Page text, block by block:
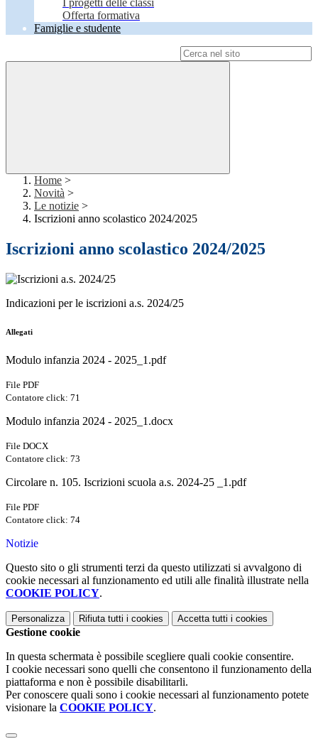
I progetti delle classi
Offerta formativa
Famiglie e studente
Home >
Novità >
Le notizie >
Iscrizioni anno scolastico 2024/2025
Iscrizioni anno scolastico 2024/2025
Indicazioni per le iscrizioni a.s. 2024/25
Allegati
Modulo infanzia 2024 - 2025_1.pdf
File PDF
Contatore click: 71
Modulo infanzia 2024 - 2025_1.docx
File DOCX
Contatore click: 73
Circolare n. 105. Iscrizioni scuola a.s. 2024-25 _1.pdf
File PDF
Contatore click: 74
Notizie
Questo sito o gli strumenti terzi da questo utilizzati si avvalgono di
cookie necessari al funzionamento ed utili alle finalità illustrate nella
COOKIE POLICY.
Personalizza Rifiuta tutti i cookies Accetta tutti i cookies
Gestione cookie
In questa schermata è possibile scegliere quali cookie consentire.
I cookie necessari sono quelli che consentono il funzionamento della
piattaforma e non è possibile disabilitarli.
Per conoscere quali sono i cookie necessari al funzionamento potete
visionare la COOKIE POLICY.